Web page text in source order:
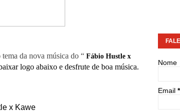
tema da nova música do “ Fábio Hustle x
logo abaixo e desfrute de boa música.
x Kawe
Nome
Email *